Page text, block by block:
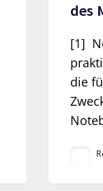
des
[1]
die